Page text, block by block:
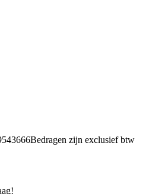
Bedragen zijn exclusief btw